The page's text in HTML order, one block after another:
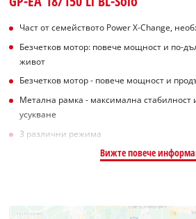
Част от семейството Power X-Change,
Безчетков мотор: повече мощност и по-
живот
Безчетков мотор - повече мощност и
Метална рамка - максимална стабилност
усукване
3 различни режима
Вижте повече